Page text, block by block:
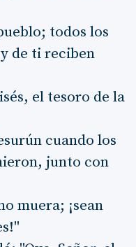
todos los
de ti reciben
el tesoro de la
cuando los
junto con
muera; ¡sean